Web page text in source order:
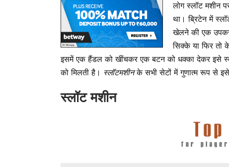
लोग स्लॉट मशीन
था। ब्रिटेन में
खेलने की एक
सिक्के या फिर तो
इसमें एक हैंडल को खींचकर एक बटन को धक्का देकर इसे
को मिलती है। स्लॉटमशीनके सभी सेटों में गुणात्म रूप से इसे
स्लॉट मशीन